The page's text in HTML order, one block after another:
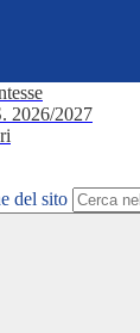
2026/2027
del sito